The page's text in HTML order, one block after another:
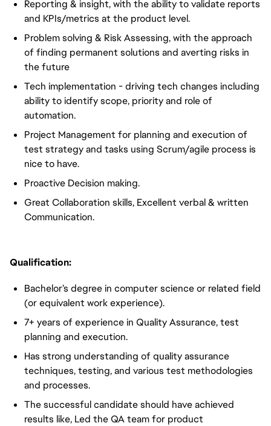
Reporting & insight, with the ability to validate reports
and KPIs/metrics at the product level.
Problem solving & Risk Assessing, with the approach
of finding permanent solutions and averting risks in
the future
Tech implementation - driving tech changes including
ability to identify scope, priority and role of
automation.
Project Management for planning and execution of
test strategy and tasks using Scrum/agile process is
nice to have.
Proactive Decision making.
Great Collaboration skills, Excellent verbal & written
Communication.
Qualification:
Bachelor’s degree in computer science or related field
(or equivalent work experience).
7+ years of experience in Quality Assurance, test
planning and execution.
Has strong understanding of quality assurance
techniques, testing, and various test methodologies
and processes.
The successful candidate should have achieved
results like, Led the QA team for product